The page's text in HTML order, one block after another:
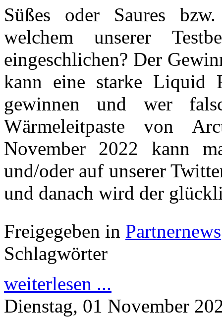
Süßes oder Saures
welchem unserer
eingeschlichen? Der
kann eine starke
gewinnen und wer
Wärmeleitpaste von
November 2022 kann
und/oder auf unserer
und danach wird der
Freigegeben in Partnernews
Schlagwörter
weiterlesen ...
Dienstag, 01 November